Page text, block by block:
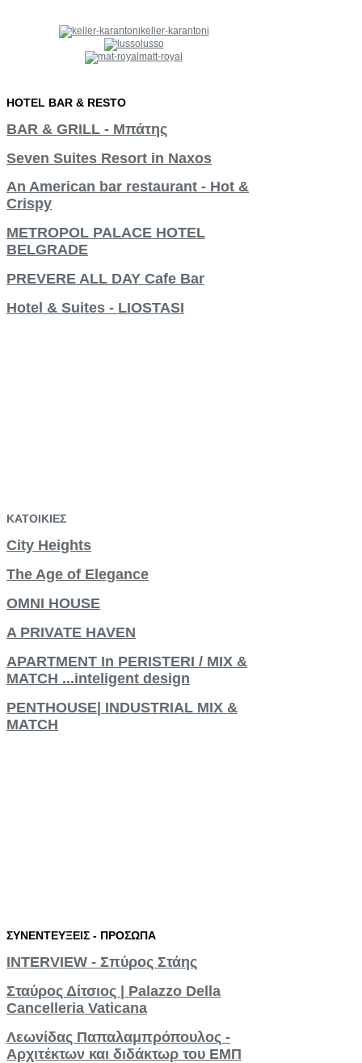
keller-karantoni
lusso
matt-royal
HOTEL BAR & RESTO
BAR & GRILL - Μπάτης
Seven Suites Resort in Naxos
An American bar restaurant - Hot &
Crispy
METROPOL PALACE HOTEL
BELGRADE
PREVERE ALL DAY Cafe Bar
Hotel & Suites - LIOSTASI
ΚΑΤΟΙΚΙΕΣ
City Heights
The Age of Elegance
OMNI HOUSE
A PRIVATE HAVEN
APARTMENT In PERISTERI / MIX &
MATCH ...inteligent design
PENTHOUSE| INDUSTRIAL MIX &
MATCH
ΣΥΝΕΝΤΕΥΞΕΙΣ - ΠΡΟΣΩΠΑ
INTERVIEW - Σπύρος Στάης
Σταύρος Δίτσιος | Palazzo Della
Cancelleria Vaticana
Λεωνίδας Παπαλαμπρόπουλος -
Αρχιτέκτων και διδάκτωρ του ΕΜΠ